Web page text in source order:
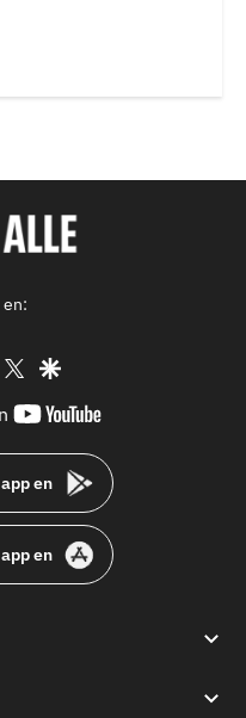
instagram
twittergoogle
youtube-
en
en